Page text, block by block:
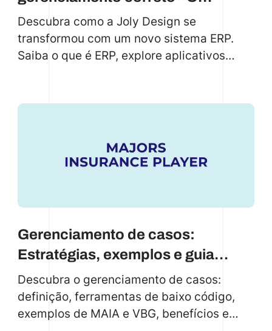
exemplo da Joly Design
Descubra como a Joly Design se
transformou com um novo sistema ERP.
Saiba o que é ERP, explore aplicativos
Gerenciamento de casos:
Estratégias, exemplos e guia
prático 2025
Descubra o gerenciamento de casos:
definição, ferramentas de baixo código,
exemplos de MAIA e VBG, benefícios e